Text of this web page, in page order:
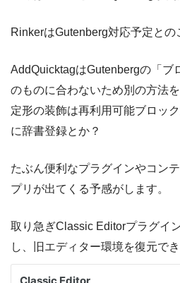
RinkerはGutenberg対応予定との
AddQuicktagはGutenbergの「ブ
のものに合わないため別の方法
定形の装飾は再利用可能ブロッ
に辞書登録とか？
たぶん便利なプラグインやコン
プリが出てくる予感がします。
取り急ぎClassic Editorプラグイ
し、旧エディター環境を復元でき